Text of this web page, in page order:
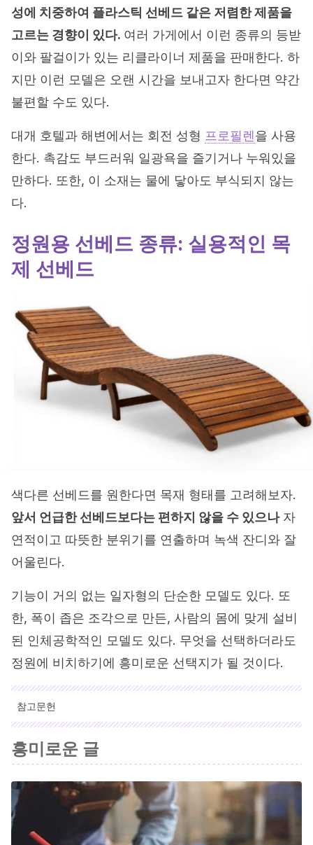
성에 치중하여 플라스틱 선베드 같은 저렴한 제품을
고르는 경향이 있다. 여러 가게에서 이런 종류의 등받
이와 팔걸이가 있는 리클라이너 제품을 판매한다. 하
지만 이런 모델은 오랜 시간을 보내고자 한다면 약간
불편할 수도 있다.
대개 호텔과 해변에서는 회전 성형 프로필렌을 사용
한다. 촉감도 부드러워 일광욕을 즐기거나 누워있을
만하다. 또한, 이 소재는 물에 닿아도 부식되지 않는
다.
정원용 선베드 종류: 실용적인 목
제 선베드
색다른 선베드를 원한다면 목재 형태를 고려해보자.
앞서 언급한 선베드보다는 편하지 않을 수 있으나자
연적이고 따뜻한 분위기를 연출하며 녹색 잔디와 잘
어울린다.
기능이 거의 없는 일자형의 단순한 모델도 있다. 또
한, 폭이 좁은 조각으로 만든, 사람의 몸에 맞게 설비
된 인체공학적인 모델도 있다. 무엇을 선택하더라도
정원에 비치하기에 흥미로운 선택지가 될 것이다.
참고문헌
인용된 모든 출처는 우리 팀에 의해 집요하게 검토되어 질의의 질,
신뢰성, 시대에 맞음 및 타당성을 보장하기 위해 처리되었습니다.
이 문서의 참고 문헌은 신뢰성이 있으며 학문적 또는 과학적으로 정
확합니다.
Stevens, David:Una habitación en exterior: diseñar el jardín
, Blume, 2008.
흥미로운 글